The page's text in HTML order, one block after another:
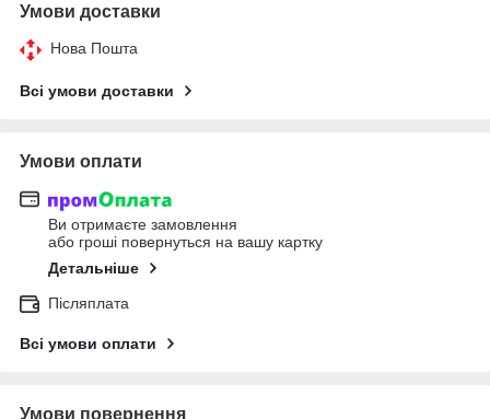
Умови доставки
Нова Пошта
Всі умови доставки
Умови оплати
Ви отримаєте замовлення
або гроші повернуться на вашу картку
Детальніше
Післяплата
Всі умови оплати
Умови повернення